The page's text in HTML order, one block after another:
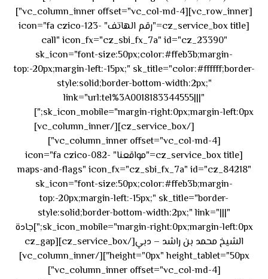
[vc_row_inner][vc_column_inner offset="vc_col-md-4"]
[cz_service_box title="رقم الهاتف" icon="fa czico-123-
call" icon_fx="cz_sbi_fx_7a" id="cz_23390"
sk_icon="font-size:50px;color:#ffeb3b;margin-
top:-20px;margin-left:-15px;" sk_title="color:#ffffff;border-
style:solid;border-bottom-width:2px;"
link="url:tel%3A0018183344555|||"
sk_icon_mobile="margin-right:0px;margin-left:0px;"]
[/cz_service_box][/vc_column_inner]
[vc_column_inner offset="vc_col-md-4"]
[cz_service_box title="مواقعنا" icon="fa czico-082-
maps-and-flags" icon_fx="cz_sbi_fx_7a" id="cz_84218"
sk_icon="font-size:50px;color:#ffeb3b;margin-
top:-20px;margin-left:-15px;" sk_title="border-
style:solid;border-bottom-width:2px;" link="|||"
sk_icon_mobile="margin-right:0px;margin-left:0px;"]جادة
الشيخ محمد بن راشد – دبي[/cz_service_box][cz_gap
height="0px" height_tablet="50px"][/vc_column_inner]
[vc_column_inner offset="vc_col-md-4"]